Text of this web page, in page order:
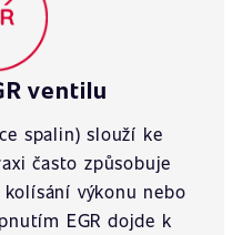
ventilu
spalin) slouží ke
často způsobuje
výkonu nebo
EGR dojde k